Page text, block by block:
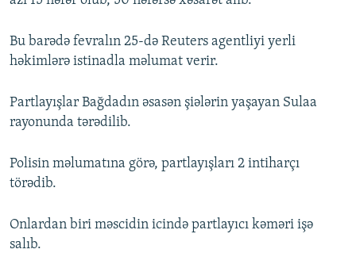
XƏBƏR BÜLLETENLƏRIMIZ
Bu barədə fevralın 25-də Reuters agentliyi yerli
həkimlərə istinadla məlumat verir.
Partlayışlar Bağdadın əsasən şiələrin yaşayan Sulaa
rayonunda tərədilib.
Polisin məlumatına görə, partlayışları 2 intiharçı
törədib.
Onlardan biri məscidin icində partlayıcı kəməri işə
salıb.